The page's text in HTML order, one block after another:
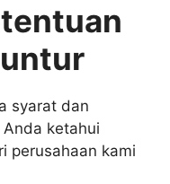
syarat dan
ketahui
perusahaan kami